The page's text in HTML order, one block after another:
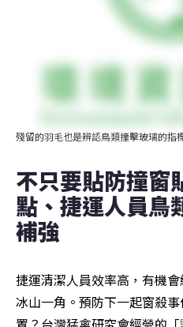
殘留的羽毛也是辨認鳥類撞擊玻璃的指
不只要貼防撞窗
點、捷運人員鳥
補強
捷運清潔人員效率高，有機
冰山一角。預防下一起窗殺